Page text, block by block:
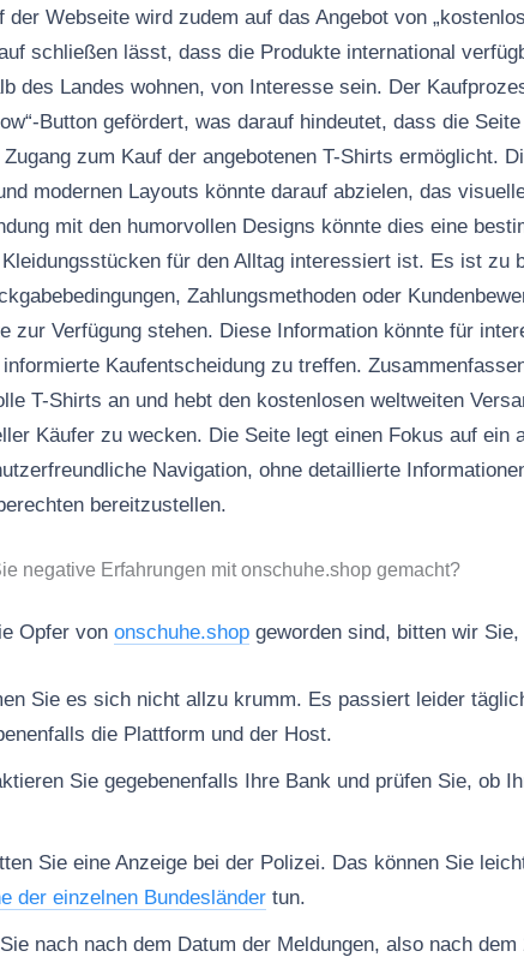
der Webseite wird zudem auf das Angebot von
schließen lässt, dass die Produkte international
des Landes wohnen, von Interesse sein. Der
Button gefördert, was darauf hindeutet, dass die
zum Kauf der angebotenen T-Shirts ermöglicht.
modernen Layouts könnte darauf abzielen, das
mit den humorvollen Designs könnte dies eine
für den Alltag interessiert ist. Es ist zu
Zahlungsmethoden oder
zur Verfügung stehen. Diese Information könnte für
Kaufentscheidung zu treffen.
T-Shirts an und hebt den kostenlosen weltweiten
Käufer zu wecken. Die Seite legt einen Fokus auf ein
Navigation, ohne detaillierte
bereitzustellen.
negative Erfahrungen mit onschuhe.shop gemacht?
Opfer von onschuhe.shop geworden sind, bitten wir
Sie es sich nicht allzu krumm. Es passiert leider
die Plattform und der Host.
Sie gegebenenfalls Ihre Bank und prüfen Sie, ob
Sie eine Anzeige bei der Polizei. Das können Sie
der einzelnen Bundesländer tun.
nach nach dem Datum der Meldungen, also nach